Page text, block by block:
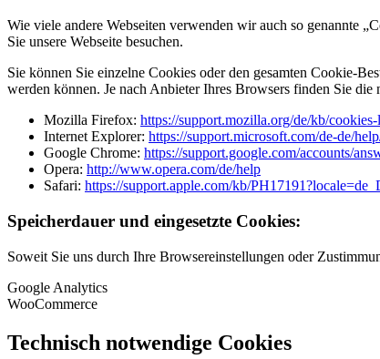
Wie viele andere Webseiten verwenden wir auch so genannte
Sie unsere Webseite besuchen.
Sie können Sie einzelne Cookies oder den gesamten Cookie-
werden können. Je nach Anbieter Ihres Browsers finden Sie
Mozilla Firefox: https://support.mozilla.org/de/kb/
Internet Explorer: https://support.microsoft.com/de-de/
Google Chrome: https://support.google.com/accounts/
Opera: http://www.opera.com/de/help
Safari: https://support.apple.com/kb/
Speicherdauer und eingesetzte Cookies:
Soweit Sie uns durch Ihre Browsereinstellungen oder
Google Analytics
WooCommerce
Technisch notwendige Cookies